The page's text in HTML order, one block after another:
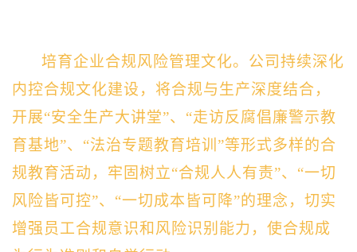
培育企业合规风险管理文化。 公司持续深化
内控合规文化建设，将合规与生产深度结合，
开展“安全生产大讲堂”、“走访反腐倡廉警示教
育基地”、“法治专题教育培训”等形式多样的合
规教育活动，牢固树立“合规人人有责”、“一切
风险皆可控”、“一切成本皆可降”的理念，切实
增强员工合规意识和风险识别能力，使合规成